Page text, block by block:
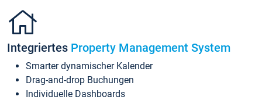
Integriertes Property Management System
Smarter dynamischer Kalender
Drag-and-drop Buchungen
Individuelle Dashboards